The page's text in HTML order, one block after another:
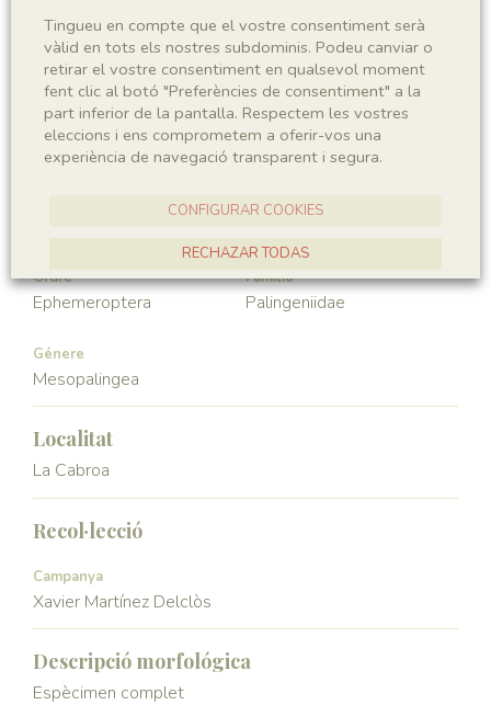
IEI-2819
Taxonomia
Regne
Animalia
Phyllum
Arthropoda
Classe
Ordre
Ephemeroptera
Familia
Palingeniidae
Génere
Mesopalingea
Localitat
La Cabroa
Recol·lecció
Campanya
Xavier Martínez Delclòs
Descripció morfológica
Espècimen complet
Tingueu en compte que el vostre consentiment serà
vàlid en tots els nostres subdominis. Podeu canviar o
retirar el vostre consentiment en qualsevol moment
fent clic al botó "Preferències de consentiment" a la
part inferior de la pantalla. Respectem les vostres
eleccions i ens comprometem a oferir-vos una
experiència de navegació transparent i segura.
CONFIGURAR COOKIES
RECHAZAR TODAS
ACCEPTAR TOTES